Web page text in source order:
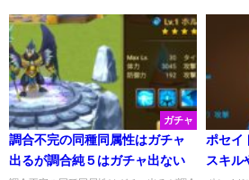
ガチャ
調合不完の同種同属性はガチャ
出るが調合純５はガチャ出ない
ポセ
スキル